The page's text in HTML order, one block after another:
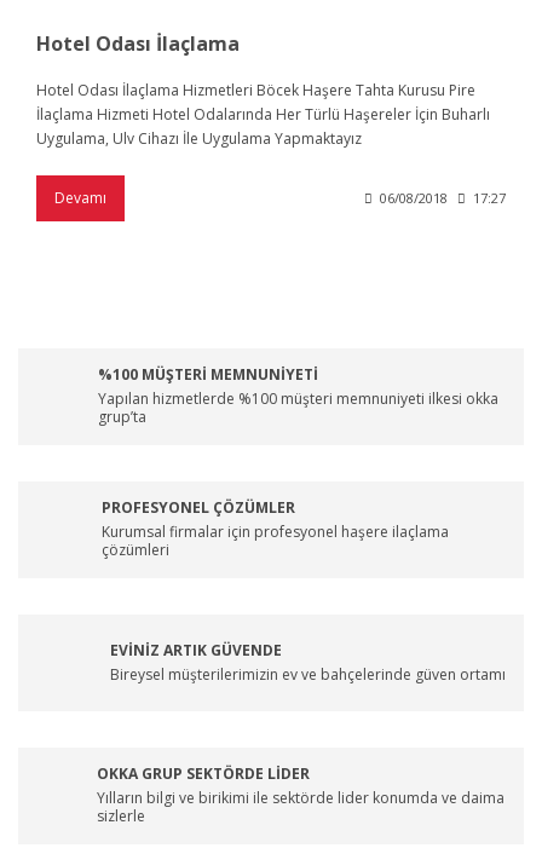
Hotel Odası İlaçlama
Hotel Odası İlaçlama Hizmetleri Böcek Haşere Tahta Kurusu Pire
İlaçlama Hizmeti Hotel Odalarında Her Türlü Haşereler İçin Buharlı
Uygulama, Ulv Cihazı İle Uygulama Yapmaktayız
Devamı 06/08/2018 17:27
%100 MÜŞTERİ MEMNUNİYETİ
Yapılan hizmetlerde %100 müşteri memnuniyeti ilkesi okka
grup’ta
PROFESYONEL ÇÖZÜMLER
Kurumsal firmalar için profesyonel haşere ilaçlama
çözümleri
EVİNİZ ARTIK GÜVENDE
Bireysel müşterilerimizin ev ve bahçelerinde güven ortamı
OKKA GRUP SEKTÖRDE LİDER
Yılların bilgi ve birikimi ile sektörde lider konumda ve daima
sizlerle